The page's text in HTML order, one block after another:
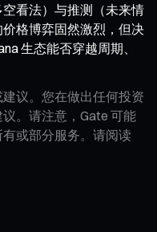
看法）与推测（未来情
格博弈固然激烈，但决
生态能否穿越周期、
议。您在做出任何投资
。请注意，Gate 可能
或部分服务。请阅读